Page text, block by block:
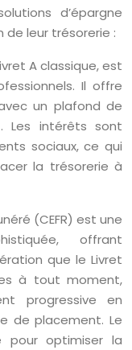
d’épargne
leur trésorerie :
A classique, est
Il offre
un plafond de
Les intérêts sont
sociaux, ce qui
la trésorerie à
(CEFR) est une
offrant
que le Livret
à tout moment,
progressive en
de placement. Le
pour optimiser la